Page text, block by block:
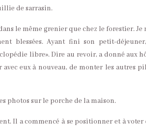
de sarrasin.
le même grenier que chez le forestier. Je
blessées. Ayant fini son petit-
libre». Dire au revoir, a donné aux
eux à nouveau, de monter les autres
photos sur le porche de la maison.
Il a commencé à se positionner et à